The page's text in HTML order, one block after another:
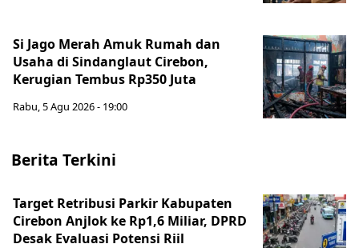
Si Jago Merah Amuk Rumah dan
Usaha di Sindanglaut Cirebon,
Kerugian Tembus Rp350 Juta
Rabu, 5 Agu 2026 - 19:00
Berita Terkini
Target Retribusi Parkir Kabupaten
Cirebon Anjlok ke Rp1,6 Miliar, DPRD
Desak Evaluasi Potensi Riil